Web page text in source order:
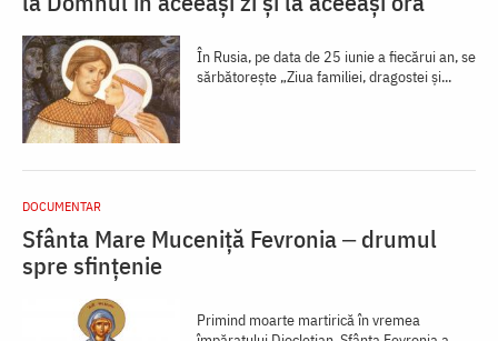
În Rusia, pe data de 25 iunie a fiecărui an, se
sărbătorește „Ziua familiei, dragostei și...
DOCUMENTAR
Sfânta Mare Muceniță Fevronia ‒ drumul
spre sfințenie
Primind moarte martirică în vremea